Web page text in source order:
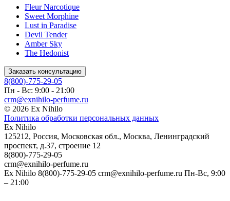
Fleur Narcotique
Sweet Morphine
Lust in Paradise
Devil Tender
Amber Sky
The Hedonist
Заказать консультацию
8(800)-775-29-05
Пн - Вс: 9:00 - 21:00
crm@exnihilo-perfume.ru
© 2026 Ex Nihilo
Политика обработки персональных данных
Ex Nihilo
125212, Россия, Московская обл., Москва, Ленинградский
проспект, д.37, строение 12
8(800)-775-29-05
crm@exnihilo-perfume.ru
Ex Nihilo 8(800)-775-29-05 crm@exnihilo-perfume.ru Пн-Вс, 9:00
– 21:00